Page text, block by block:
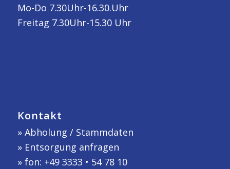
Mo-Do 7.30Uhr-16.30.Uhr
Freitag 7.30Uhr-15.30 Uhr
Kontakt
» Abholung / Stammdaten
» Entsorgung anfragen
» fon: +49 3333 • 54 78 10